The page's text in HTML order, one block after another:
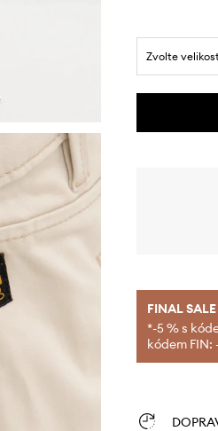
Zvolte
FINAL
*-5 % s
kódem FIN: